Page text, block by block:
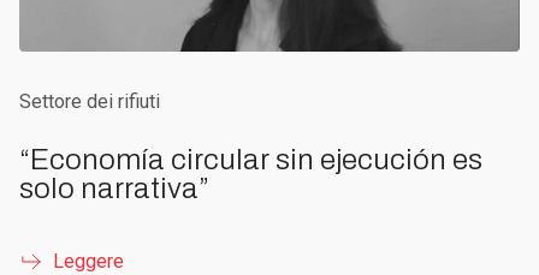
Settore dei rifiuti
“Economía circular sin ejecución es
solo narrativa”
Leggere